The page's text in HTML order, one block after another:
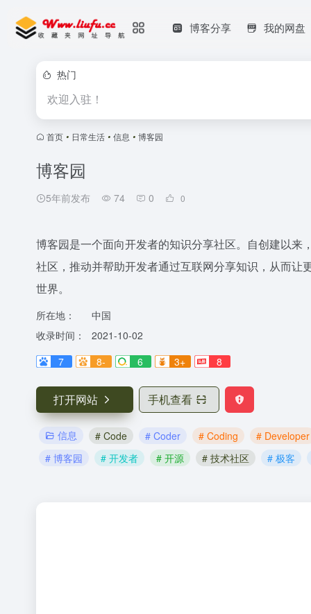
博客分享 我的网盘
热门
欢迎入驻！
首页 • 日常生活 • 信息 • 博客园
博客园
5年前发布 74 0 0
博客园是一个面向开发者的知识分享社区。自创建以
社区，推动并帮助开发者通过互联网分享知识，从而
世界。
所在地：
中国
收录时间：
2021-10-02
7
8- 6 3+ 8
打开网站 手机查看
信息 # Code # Coder # Coding
# Developer
# 博客园
# 开发者 # 开源 # 技术社区 # 极客